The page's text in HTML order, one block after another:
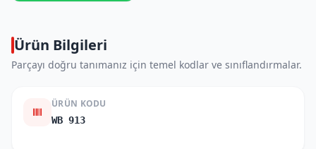
Ürün Bilgileri
Parçayı doğru tanımanız için temel kodlar ve sınıflandırmalar.
ÜRÜN KODU
WB 913